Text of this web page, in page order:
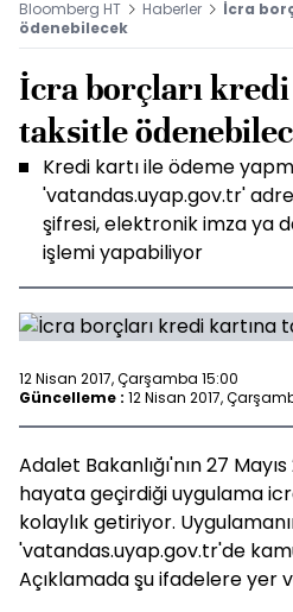
Bloomberg HT Haberler
İcra
ödenebilecek
İcra borçları
taksitle
Kredi kartı ile ödeme
'vatandas.uyap.gov.tr'
şifresi, elektronik imza ya
işlemi yapabiliyor
12 Nisan 2017, Çarşamba 15:00
Güncelleme : 12 Nisan 2017,
Adalet Bakanlığı'nın 27
hayata geçirdiği uygulama
kolaylık getiriyor.
'vatandas.uyap.gov.tr'de
Açıklamada şu ifadelere yer